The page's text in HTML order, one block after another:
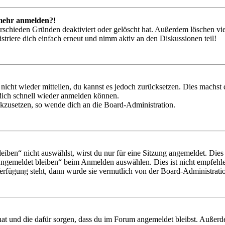
anmelden?!
Gründen deaktiviert oder gelöscht hat. Außerdem löschen
dich einfach erneut und nimm aktiv an den Diskussionen teil!
wieder mitteilen, du kannst es jedoch zurücksetzen. Dies
schnell wieder anmelden können.
so wende dich an die Board-Administration.
nicht auswählst, wirst du nur für eine Sitzung angemeldet.
bleiben“ beim Anmelden auswählen. Dies ist nicht
steht, dann wurde sie vermutlich von der Board-
und die dafür sorgen, dass du im Forum angemeldet bleibst.